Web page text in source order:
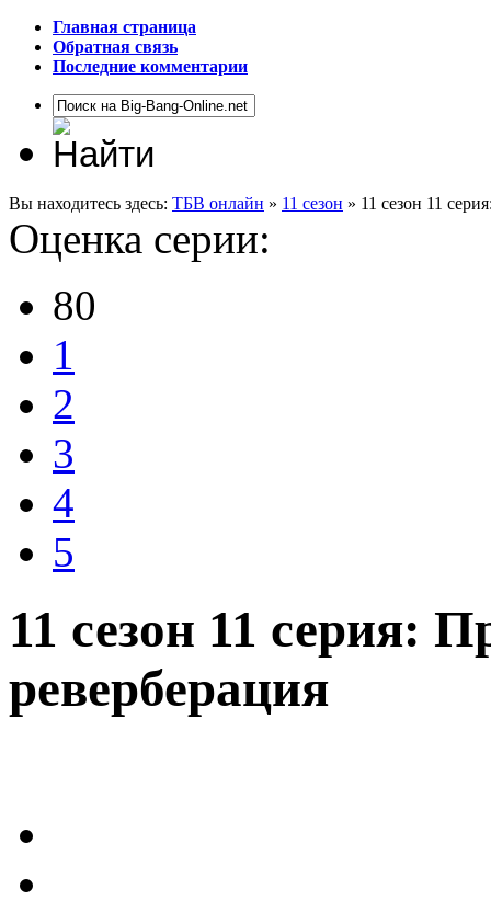
Главная страница
Обратная связь
Последние комментарии
Вы находитесь здесь: ТБВ онлайн » 11 сезон » 11 сезон 11
Оценка серии:
80
1
2
3
4
5
11 сезон 11 серия:
реверберация